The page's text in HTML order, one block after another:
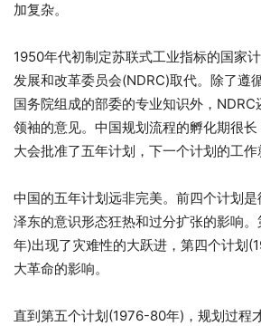
加复杂。
1950年代初制定苏联式工业指标的国家
发展和改革委员会(NDRC)取代。除了遵
国务院组成的部委的专业知识外，
领袖的意见。中国规划流程的孵化期很
大会批准了五年计划，下一个计划的工作
中国的五年计划远非完美。前四个计划
泽东的意识形态狂热和过分扩张的影响
年)出现了灾难性的大跃进，第四个计划
大革命的影响。
直到第五个计划(1976-80年)，规划过程